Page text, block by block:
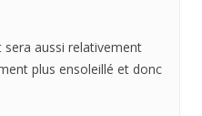
aussi relativement
plus ensoleillé et donc